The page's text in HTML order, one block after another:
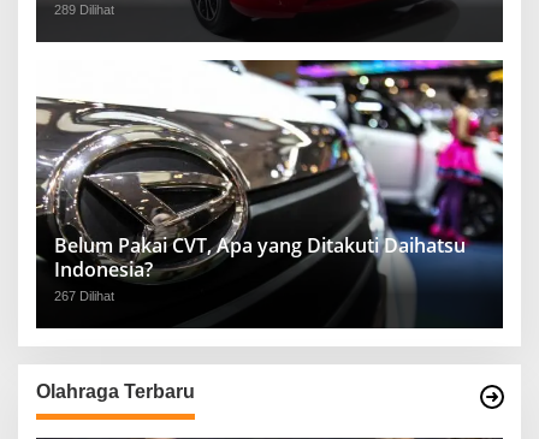
289 Dilihat
Belum Pakai CVT, Apa yang Ditakuti Daihatsu
Indonesia?
267 Dilihat
Olahraga Terbaru